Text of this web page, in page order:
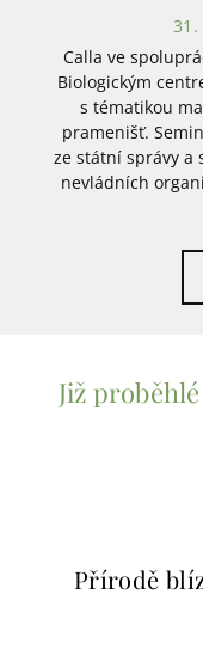
31.
Calla ve
Biologickým
s tématikou
pramenišť.
ze státní správy a
nevládních
Již
Přírodě